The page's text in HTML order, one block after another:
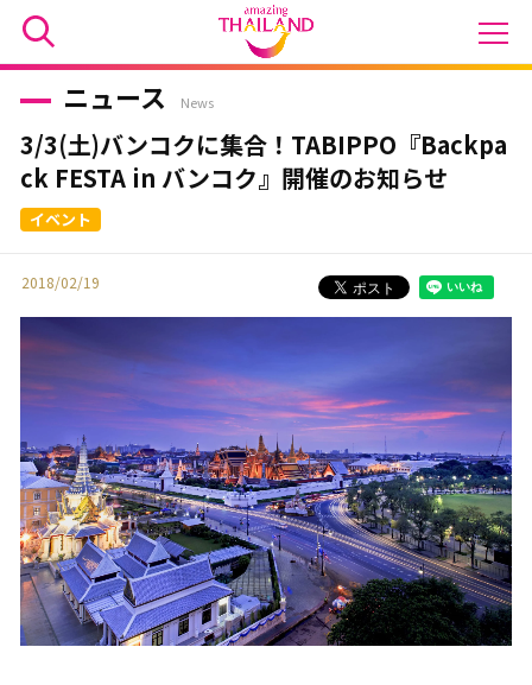
ニュース News
3/3(土)バンコクに集合！TABIPPO『Backpa
ck FESTA in バンコク』開催のお知らせ
2018/02/19